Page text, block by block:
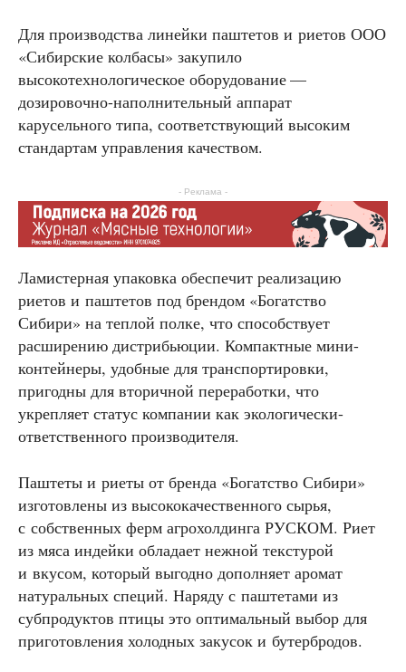
Для производства линейки паштетов и риетов ООО
«Сибирские колбасы» закупило
высокотехнологическое оборудование —
дозировочно-наполнительный аппарат
карусельного типа, соответствующий высоким
стандартам управления качеством.
- Реклама -
Ламистерная упаковка обеспечит реализацию
риетов и паштетов под брендом «Богатство
Сибири» на теплой полке, что способствует
расширению дистрибьюции. Компактные мини-
контейнеры, удобные для транспортировки,
пригодны для вторичной переработки, что
укрепляет статус компании как экологически-
ответственного производителя.
Паштеты и риеты от бренда «Богатство Сибири»
изготовлены из высококачественного сырья,
с собственных ферм агрохолдинга РУСКОМ. Риет
из мяса индейки обладает нежной текстурой
и вкусом, который выгодно дополняет аромат
натуральных специй. Наряду с паштетами из
субпродуктов птицы это оптимальный выбор для
приготовления холодных закусок и бутербродов.